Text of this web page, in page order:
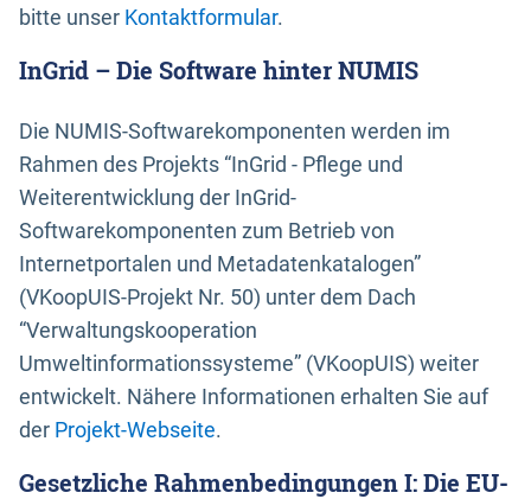
bitte unser Kontaktformular.
InGrid – Die Software hinter NUMIS
Die NUMIS-Softwarekomponenten werden im
Rahmen des Projekts “InGrid - Pflege und
Weiterentwicklung der InGrid-
Softwarekomponenten zum Betrieb von
Internetportalen und Metadatenkatalogen”
(VKoopUIS-Projekt Nr. 50) unter dem Dach
“Verwaltungskooperation
Umweltinformationssysteme” (VKoopUIS) weiter
entwickelt. Nähere Informationen erhalten Sie auf
der Projekt-Webseite.
Gesetzliche Rahmenbedingungen I: Die EU-